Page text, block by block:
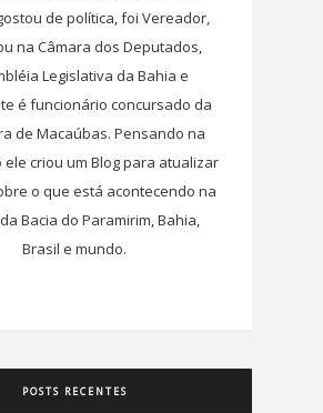
de política, foi Vereador,
na Câmara dos Deputados,
Legislativa da Bahia e
é funcionário concursado da
de Macaúbas. Pensando na
criou um Blog para atualizar
o que está acontecendo na
Bacia do Paramirim, Bahia,
Brasil e mundo.
POSTS RECENTES